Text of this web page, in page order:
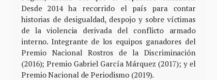
Desde 2014 ha recorrido el país para contar
historias de desigualdad, despojo y sobre víctimas
de la violencia derivada del conflicto armado
interno. Integrante de los equipos ganadores del
Premio Nacional Rostros de la Discriminación
(2016); Premio Gabriel García Márquez (2017); y el
Premio Nacional de Periodismo (2019).